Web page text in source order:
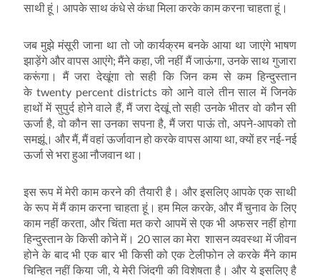
साथी हूं। आपके साथ कंधे से कंधा मिला करके काम करना चाहता हूं।
जब मुझे मंसूरी जाना था तो जो कार्यक्रम बनके आया था जाएंगे भाषण
झाड़ेंगे और वापस आएंगे; मैंने कहा, जी नहीं मैं जाऊंगा, उनके साथ गुजारा
करूंगा। मैं जरा देखूंगा तो सही कि जिन कम से कम हिन्‍दुस्‍तान
के twenty percent districts को आने वाले तीन साल में जिनके
हाथों में सुपुर्द होने वाले हैं, मैं जरा देखूं तो सही उनके भीतर वो कौन सी
ऊर्जा है, वो कौन सा उनका सपना है, मैं जरा पाऊं तो, अपने-आपको तो
समझूं। और मैं, मैं वहां ऊर्जावान हो करके वापस आया था, क्‍यों हर नई-नई
ऊर्जा से भरा हुआ नौजवान था।
इस रूप में मेरी काम करने की तैयारी है। और इसलिए आपके एक साथी
के रूप में मैं काम करना चाहता हूं। हम मिल करके, और मैं चुनाव के लिए
काम नहीं करता, और‍ चिंता मत करो आपमें से एक भी अफसर नहीं होगा
हिन्‍दुस्‍तान के किसी कोने में। 20 साल का मेरा शासन व्‍यवस्‍था में जीवन
होने के बाद भी एक बार भी किसी को एक टेलीफोन ले करके मैंने काम
चिन्हित नहीं किया जी, ये मेरी जिंदगी की विशेषता है। और ये इसलिए है